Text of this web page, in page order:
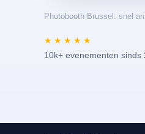
Photobooth Brussel: snel
★★★★★
10k+ evenementen sinds